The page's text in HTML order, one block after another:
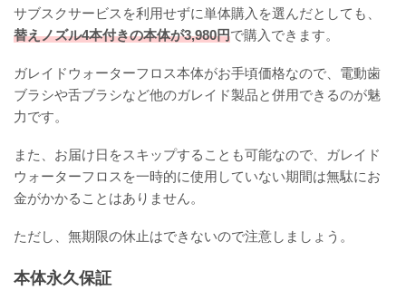
サブスクサービスを利用せずに単体購入を選んだとしても、
替えノズル4本付きの本体が3,980円で購入できます。
ガレイドウォーターフロス本体がお手頃価格なので、電動歯
ブラシや舌ブラシなど他のガレイド製品と併用できるのが魅
力です。
また、お届け日をスキップすることも可能なので、ガレイド
ウォーターフロスを一時的に使用していない期間は無駄にお
金がかかることはありません。
ただし、無期限の休止はできないので注意しましょう。
本体永久保証